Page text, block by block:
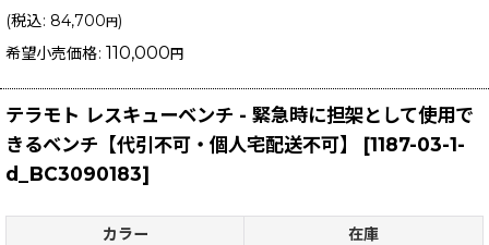
(税込: 84,700円)
希望小売価格: 110,000円
テラモト レスキューベンチ - 緊急時に担架として使用で
きるベンチ【代引不可・個人宅配送不可】
[1187-03-1-
d_BC3090183]
カラー 在庫